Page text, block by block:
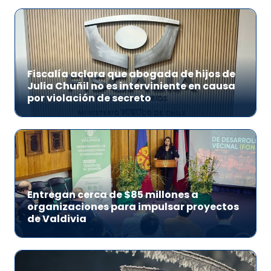
Fiscalía aclara que abogada de hijos de
Julia Chuñil no es interviniente en causa
por violación de secreto
Entregan cerca de $85 millones a
organizaciones para impulsar proyectos
de Valdivia